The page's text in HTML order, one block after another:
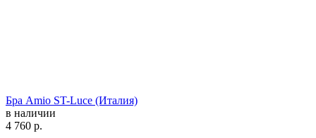
Бра Amio ST-Luce (Италия)
в наличии
4 760 р.